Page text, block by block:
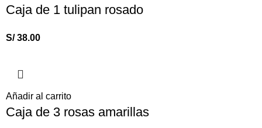
Caja de 1 tulipan rosado
S/38.00
Añadir al carrito
Caja de 3 rosas amarillas